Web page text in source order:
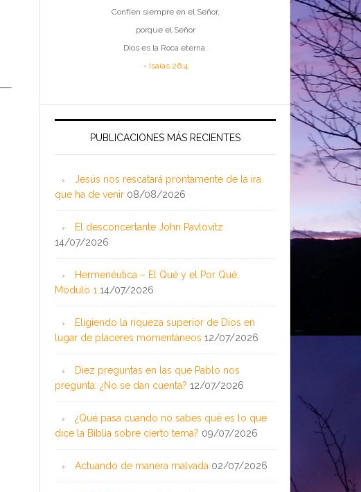
Confíen siempre en el Señor,
porque el Señor
Dios es la Roca eterna.
- Isaías 26:4
PUBLICACIONES MÁS RECIENTES
Jesús nos rescatará prontamente de la ira
que ha de venir 08/08/2026
El desconcertante John Pavlovitz
14/07/2026
Hermenéutica – El Qué y el Por Qué:
Módulo 1 14/07/2026
Eligiendo la riqueza superior de Dios en
lugar de placeres momentáneos 12/07/2026
Diez preguntas en las que Pablo nos
pregunta: ¿No se dan cuenta? 12/07/2026
¿Qué pasa cuando no sabes qué es lo que
dice la Biblia sobre cierto tema? 09/07/2026
Actuando de manera malvada 02/07/2026